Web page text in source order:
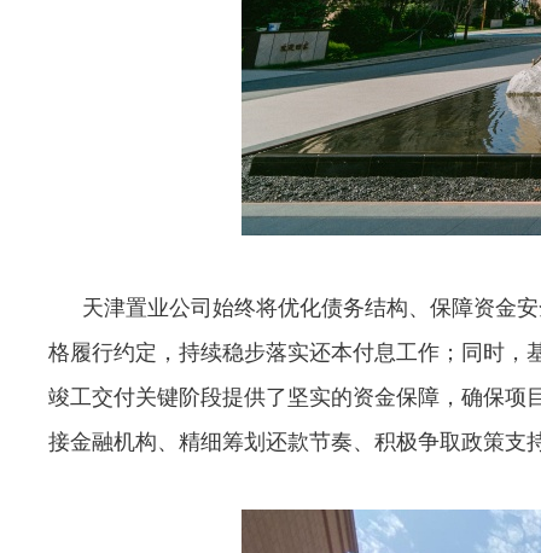
天津置业公司始终将优化债务结构、保障资金
格履行约定，持续稳步落实还本付息工作；同时
竣工交付关键阶段提供了坚实的资金保障，确保
接金融机构、精细筹划还款节奏、积极争取政策